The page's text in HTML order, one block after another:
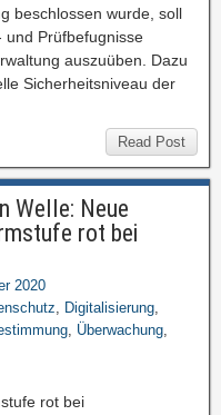
beschlossen wurde, soll
und Prüfbefugnisse
auszuüben. Dazu
Sicherheitsniveau der
Read Post
Welle: Neue
rot bei
2020
, Digitalisierung,
, Überwachung,
rot bei